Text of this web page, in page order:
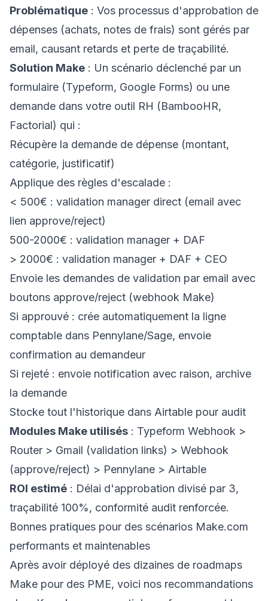
Problématique : Vos processus d'approbation de
dépenses (achats, notes de frais) sont gérés par
email, causant retards et perte de traçabilité.
Solution Make : Un scénario déclenché par un
formulaire (Typeform, Google Forms) ou une
demande dans votre outil RH (BambooHR,
Factorial) qui :
Récupère la demande de dépense (montant,
catégorie, justificatif)
Applique des règles d'escalade :
< 500€ : validation manager direct (email avec
lien approve/reject)
500-2000€ : validation manager + DAF
> 2000€ : validation manager + DAF + CEO
Envoie les demandes de validation par email avec
boutons approve/reject (webhook Make)
Si approuvé : crée automatiquement la ligne
comptable dans Pennylane/Sage, envoie
confirmation au demandeur
Si rejeté : envoie notification avec raison, archive
la demande
Stocke tout l'historique dans Airtable pour audit
Modules Make utilisés : Typeform Webhook >
Router > Gmail (validation links) > Webhook
(approve/reject) > Pennylane > Airtable
ROI estimé : Délai d'approbation divisé par 3,
traçabilité 100%, conformité audit renforcée.
Bonnes pratiques pour des scénarios Make.com
performants et maintenables
Après avoir déployé des dizaines de roadmaps
Make pour des PME, voici nos recommandations